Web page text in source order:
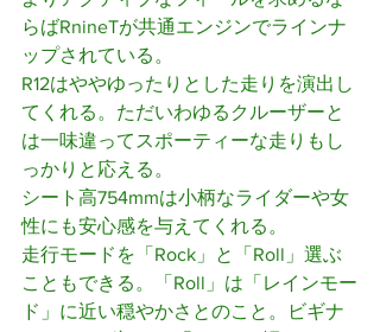
らばRnineTが共通エンジンでラインナ
ップされている。
R12はややゆったりとした走りを演出し
てくれる。ただいわゆるクルーザーと
は一味違ってスポーティーな走りもし
っかりと応える。
シート高754mmは小柄なライダーや女
性にも安心感を与えてくれる。
走行モードを「Rock」と「Roll」選ぶ
こともできる。「Roll」は「レインモー
ド」に近い穏やかさとのこと。ビギナ